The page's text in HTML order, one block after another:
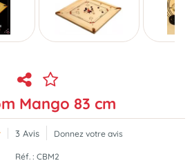
Mango 83 cm
3 Avis Donnez votre avis
Réf. : CBM2